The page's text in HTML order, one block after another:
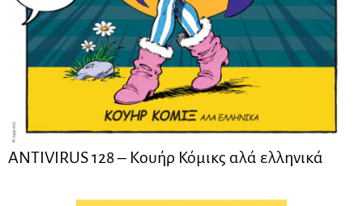
ANTIVIRUS 128 – Kουήρ Κόμικς αλά ελληνικά